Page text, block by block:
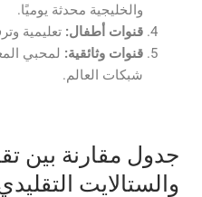
والخليجية محدثة يوميًا.
قنوات أطفال: تعليمية
قنوات وثائقية: لمحبي
شبكات العالم.
والستالايت